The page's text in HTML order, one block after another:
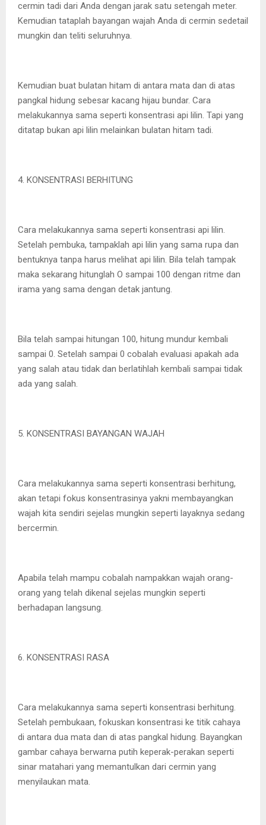
cermin tadi dari Anda dengan jarak satu setengah meter.
Kemudian tataplah bayangan wajah Anda di cermin sedetail
mungkin dan teliti seluruhnya.
Kemudian buat bulatan hitam di antara mata dan di atas
pangkal hidung sebesar kacang hijau bundar. Cara
melakukannya sama seperti konsentrasi api lilin. Tapi yang
ditatap bukan api lilin melainkan bulatan hitam tadi.
4. KONSENTRASI BERHITUNG
Cara melakukannya sama seperti konsentrasi api lilin.
Setelah pembuka, tampaklah api lilin yang sama rupa dan
bentuknya tanpa harus melihat api lilin. Bila telah tampak
maka sekarang hitunglah O sampai 100 dengan ritme dan
irama yang sama dengan detak jantung.
Bila telah sampai hitungan 100, hitung mundur kembali
sampai 0. Setelah sampai 0 cobalah evaluasi apakah ada
yang salah atau tidak dan berlatihlah kembali sampai tidak
ada yang salah.
5. KONSENTRASI BAYANGAN WAJAH
Cara melakukannya sama seperti konsentrasi berhitung,
akan tetapi fokus konsentrasinya yakni membayangkan
wajah kita sendiri sejelas mungkin seperti layaknya sedang
bercermin.
Apabila telah mampu cobalah nampakkan wajah orang-
orang yang telah dikenal sejelas mungkin seperti
berhadapan langsung.
6. KONSENTRASI RASA
Cara melakukannya sama seperti konsentrasi berhitung.
Setelah pembukaan, fokuskan konsentrasi ke titik cahaya
di antara dua mata dan di atas pangkal hidung. Bayangkan
gambar cahaya berwarna putih keperak-perakan seperti
sinar matahari yang memantulkan dari cermin yang
menyilaukan mata.